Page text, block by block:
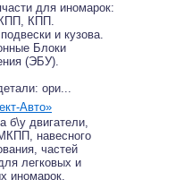
для иномарок:
КПП.
и кузова.
Блоки
(ЭБУ).
ори...
Авто»
б\у двигатели,
навесного
частей
легковых и
иномарок.